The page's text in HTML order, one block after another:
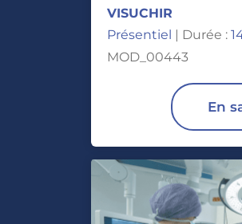
VISUCHIR
Présentiel | Durée :
MOD_00443
En